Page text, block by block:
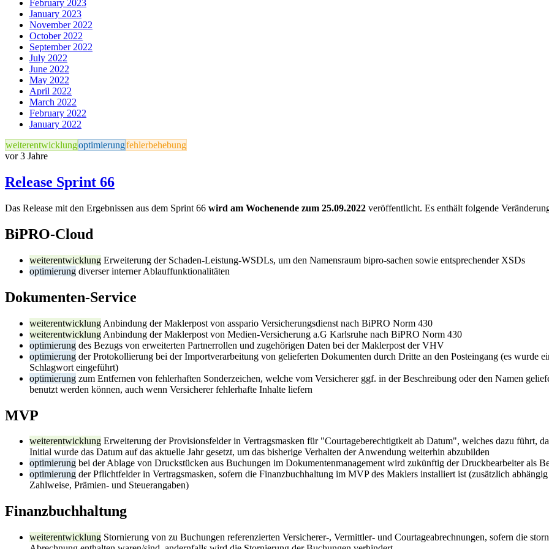
February 2023
January 2023
November 2022
October 2022
September 2022
July 2022
June 2022
May 2022
April 2022
March 2022
February 2022
January 2022
weiterentwicklungoptimierungfehlerbehebung
vor 3 Jahre
Release Sprint 66
Das Release mit den Ergebnissen aus dem Sprint 66 wird am Wochenende zum 25.09.2022 veröffentlicht. Es enthält folgende
BiPRO-Cloud
weiterentwicklung Erweiterung der Schaden-Leistung-WSDLs, um den Namensraum bipro-sachen sowie entsprechender XSDs
optimierung diverser interner Ablauffunktionalitäten
Dokumenten-Service
weiterentwicklung Anbindung derMaklerpost von asspario Versicherungsdienst nach BiPRO Norm 430
weiterentwicklung Anbindung der Maklerpost von Medien-Versicherung a.G Karlsruhe nach BiPRO Norm 430
optimierung des Bezugs von erweiterten Partnerrollen und zugehörigen Daten bei der Maklerpost der VHV
optimierung der Protokollierung bei der Importverarbeitung von gelieferten Dokumenten durch Dritte an den Posteingang (es wurde
Schlagwort eingeführt)
optimierung zum Entfernen von fehlerhaften Sonderzeichen, welche vom Versicherer ggf. in der Beschreibung oder den Namen
benutzt werden können, auch wenn Versicherer fehlerhafte Inhalte liefern
MVP
weiterentwicklung Erweiterung der Provisionsfelder in Vertragsmasken für "Courtageberechtigtkeit ab Datum", welches dazu führt,
Initial wurde das Datum auf das aktuelle Jahr gesetzt, um das bisherige Verhalten der Anwendung weiterhin abzubilden
optimierung bei der Ablage von Druckstücken aus Buchungen im Dokumentenmanagement wird zukünftig der Druckbearbeiter als
optimierung der Pflichtfelder in Vertragsmasken, sofern die Finanzbuchhaltung im MVP des Maklers installiert ist (zusätzlich
Zahlweise, Prämien- und Steuerangaben)
Finanzbuchhaltung
weiterentwicklung Stornierung von zu Buchungen referenzierten Versicherer-, Vermittler- und Courtageabrechnungen, sofern die